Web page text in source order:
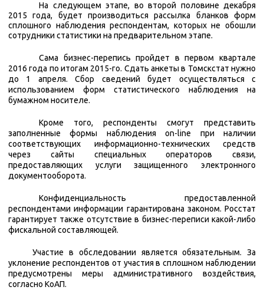
На следующем этапе, во второй половине декабря
2015 года, будет производиться рассылка бланков форм
сплошного наблюдения респондентам, которых не обошли
сотрудники статистики на предварительном этапе.
Сама бизнес-перепись пройдет в первом квартале
2016 года по итогам 2015-го. Сдать анкеты в Томскстат нужно
до 1 апреля. Сбор сведений будет осуществляться с
использованием форм статистического наблюдения на
бумажном носителе.
Кроме того, респонденты смогут представить
заполненные формы наблюденияon-line при наличии
соответствующих информационно-технических средств
через сайты специальных операторов связи,
предоставляющих услуги защищенного электронного
документооборота.
Конфиденциальность предоставленной
респондентами информации гарантирована законом. Росстат
гарантирует также отсутствие в бизнес-переписи какой-либо
фискальной составляющей.
Участие в обследовании является обязательным. За
уклонение респондентов от участия в сплошном наблюдении
предусмотрены меры административного воздействия,
согласно КоАП.